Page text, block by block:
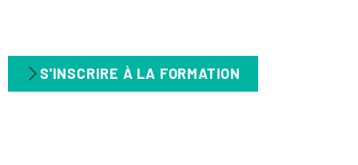
S'INSCRIRE À LA FORMATION